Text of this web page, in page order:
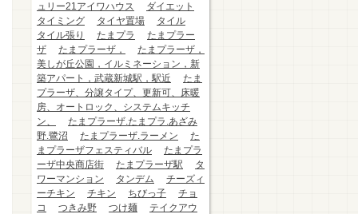
ュリー21アイワハウス
ダイエット
タイミング
タイヤ置場
タイル
タイル張り
たまプラ
たまプラー
ザ
たまプラーザ，
たまプラーザ，
美しが丘公園，イルミネーション，新
築アパート，武蔵新城駅，駅近
たま
プラーザ、分譲タイプ、更新可、床暖
房、オートロック、システムキッチ
ン、
たまプラーザ.たまプラ.あざみ
野.鷺沼
たまプラーザ.ラーメン
た
まプラーザフェスティバル
たまプラ
ーザ中央商店街
たまプラーザ駅
タ
ワーマンション
タンデム
チーズィ
ーチキン
チキン ちびっ子
チョ
コ
つきみ野 つけ麺
テイクアウ